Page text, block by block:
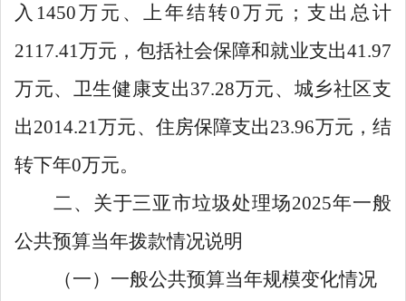
入 1450万元、上年结转0万元；支出总计
2117.41万元，包括社会保障和就业支出41.97
万元、卫生健康支出37.28万元、城乡社区支
出2014.21万元、住房保障支出23.96万元，结
转下年0万元。
二、关于三亚市垃圾处理场2025年一般
公共预算当年拨款情况说明
（一）一般公共预算当年规模变化情况